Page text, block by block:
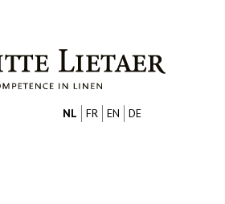
NL FR EN DE